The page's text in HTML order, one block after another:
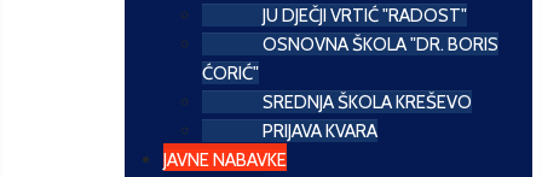
JU DJEČJI VRTIĆ "RADOST"
OSNOVNA ŠKOLA "DR. BORIS
ĆORIĆ"
SREDNJA ŠKOLA KREŠEVO
PRIJAVA KVARA
JAVNE NABAVKE